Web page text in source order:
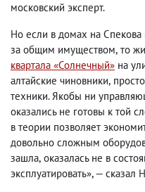
московский эксперт.
Но если в домах на
за общим имуществом, то
квартала «Солнечный» на
алтайские чиновники,
техники. Якобы ни
оказались не готовы к той
в теории позволяет
довольно сложным
зашла, оказалась не в
эксплуатировать», — сказал